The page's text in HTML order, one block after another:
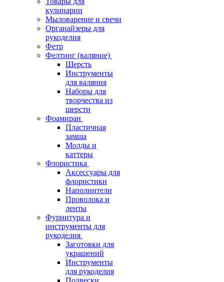
кулинарии
Мыловарение и свечи
Органайзеры для
рукоделия
Фетр
Фелтинг (валяние)
Шерсть
Инструменты
для валяния
Наборы для
творчества из
шерсти
Фоамиран
Пластичная
замша
Молды и
каттеры
Флористика
Аксессуары для
флористики
Наполнители
Проволока и
ленты
Фурнитура и
инструменты для
рукоделия
Заготовки для
украшений
Инструменты
для рукоделия
Подвески